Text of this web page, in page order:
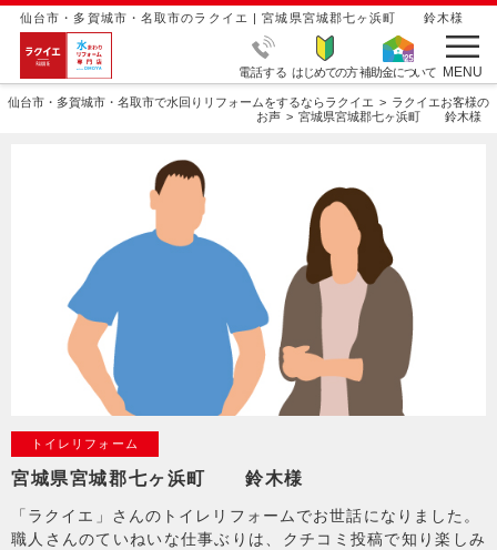
仙台市・多賀城市・名取市のラクイエ | 宮城県宮城郡七ヶ浜町 鈴木様
電話する はじめての方補助金について MENU
仙台市・多賀城市・名取市で水回りリフォームをするならラクイエ
ラクイエお客様の
お声
宮城県宮城郡七ヶ浜町 鈴木様
トイレリフォーム
宮城県宮城郡七ヶ浜町 鈴木様
「ラクイエ」さんのトイレリフォームでお世話になりました。
職人さんのていねいな仕事ぶりは、クチコミ投稿で知り楽しみ